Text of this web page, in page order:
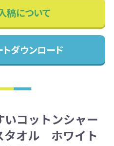
稿について
ダウンロード
コットンシャー
タオル ホワイト